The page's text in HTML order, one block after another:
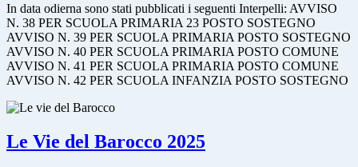
In data odierna sono stati pubblicati i seguenti Interpelli: AVVISO
N. 38 PER SCUOLA PRIMARIA 23 POSTO SOSTEGNO
AVVISO N. 39 PER SCUOLA PRIMARIA POSTO SOSTEGNO
AVVISO N. 40 PER SCUOLA PRIMARIA POSTO COMUNE
AVVISO N. 41 PER SCUOLA PRIMARIA POSTO COMUNE
AVVISO N. 42 PER SCUOLA INFANZIA POSTO SOSTEGNO
Le Vie del Barocco 2025